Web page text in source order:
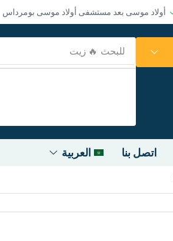
أولاد موسى بعد مستشفى أولاد موسى بومرداس
للبحث
اتصل بنا العربية